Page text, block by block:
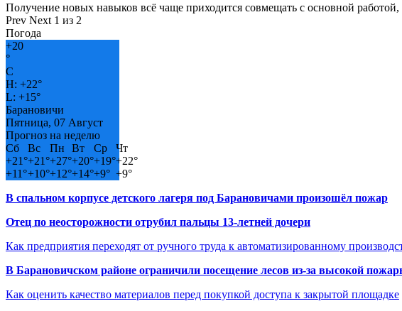
Получение новых навыков всё чаще приходится совмещать с основной
Prev Next 1 из 2
Погода
+20
°
C
H: +22°
L: +15°
Барановичи
Пятница, 07 Август
Прогноз на неделю
Сб
Вс Пн Вт Ср
Чт
+21°+21°+27°+20°+19°+22°
+11°+10°+12°+14°+9° +9°
В спальном корпусе детского лагеря под Барановичами произошёл пожар
Отец по неосторожности отрубил пальцы 13-летней дочери
Как предприятия переходят от ручного труда к автоматизированному
В Барановичском районе ограничили посещение лесов из-за высокой
Как оценить качество материалов перед покупкой доступа к закрытой площадке